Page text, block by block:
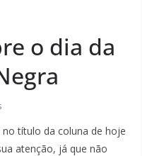
o dia da
título da coluna de hoje
atenção, já que não